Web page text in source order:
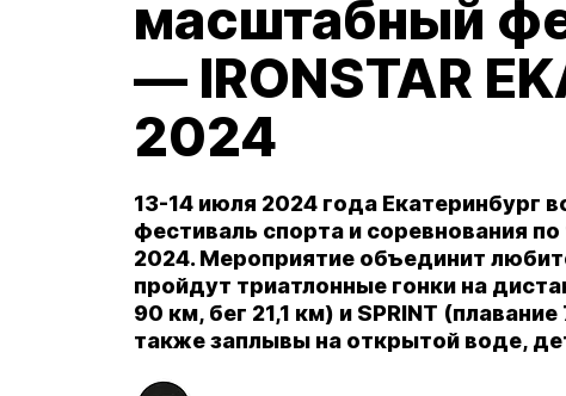
масштабный
— IRONSTAR
2024
13-14 июля 2024 года Екатеринбург
фестиваль спорта и соревнования по
2024. Мероприятие объединит
пройдут триатлонные гонки на
90 км, бег 21,1 км) и SPRINT
также заплывы на открытой воде,